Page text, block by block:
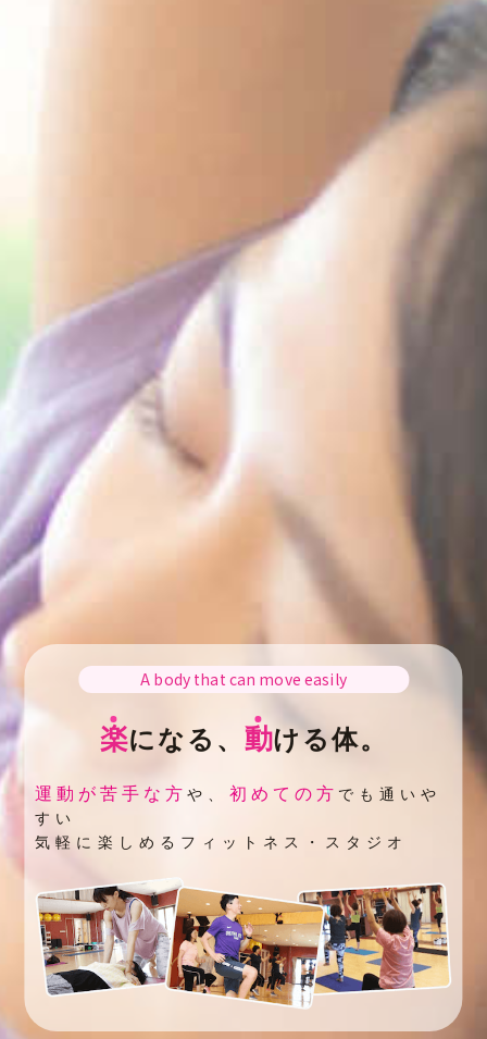
A body that can move easily
楽になる、 動ける体。
運動が苦手な方や、 初めての方 でも通いや
すい
気軽に楽しめるフィットネス・スタジオ